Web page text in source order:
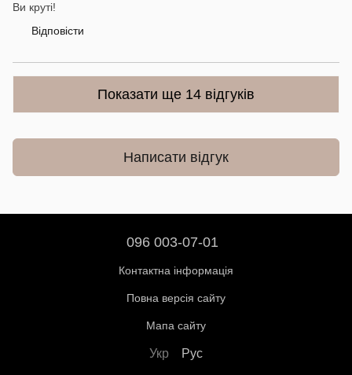
Ви круті!
Відповісти
Показати ще 14 відгуків
Написати відгук
096 003-07-01
Контактна інформація
Повна версія сайту
Мапа сайту
Укр Рус